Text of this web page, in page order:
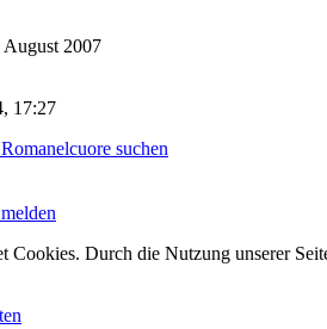
2007
17:27
suchen
Cookies. Durch die Nutzung unserer